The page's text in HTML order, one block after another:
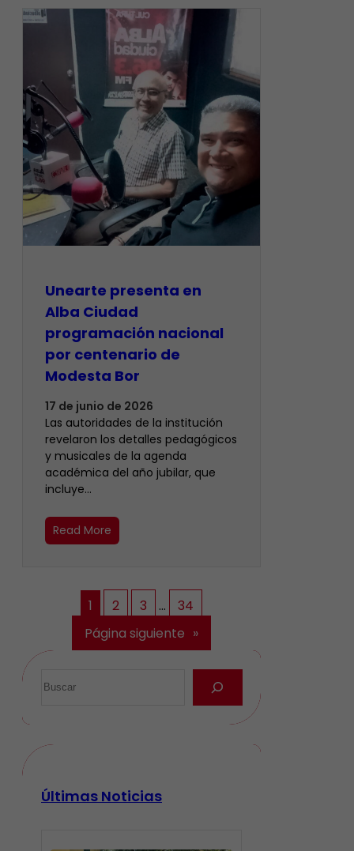
​Unearte presenta en
Alba Ciudad
programación nacional
por centenario de
Modesta Bor
17 de junio de 2026
Las autoridades de la institución
revelaron los detalles pedagógicos
y musicales de la agenda
académica del año jubilar, que
incluye…
Read More
1 2 3 …
34
Página siguiente »
Últimas Noticias